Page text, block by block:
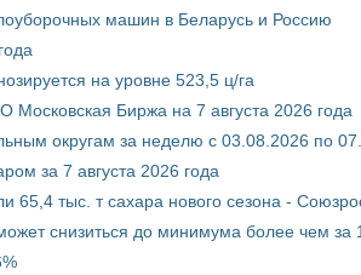
машин в Беларусь и Россию
на уровне 523,5 ц/га
Биржа на 7 августа 2026 года
округам за неделю с 03.08.2026 по
за 7 августа 2026 года
65,4 тыс. т сахара нового сезона -
снизиться до минимума более чем за